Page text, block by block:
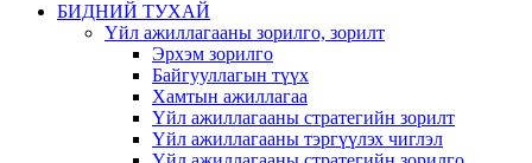
БИДНИЙ ТУХАЙ
Үйл ажиллагааны зорилго, зорилт
Эрхэм зорилго
Байгууллагын түүх
Хамтын ажиллагаа
Үйл ажиллагааны стратегийн зорилт
Үйл ажиллагааны тэргүүлэх чиглэл